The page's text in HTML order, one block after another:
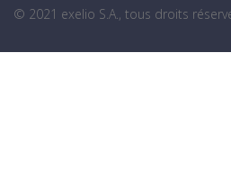
© 2021 exelio S.A., tous droits